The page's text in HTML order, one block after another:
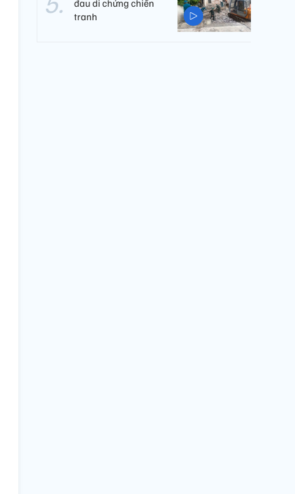
đau di chứng chiến
tranh